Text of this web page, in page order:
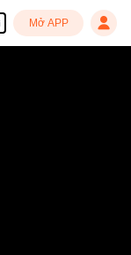
Mở APP